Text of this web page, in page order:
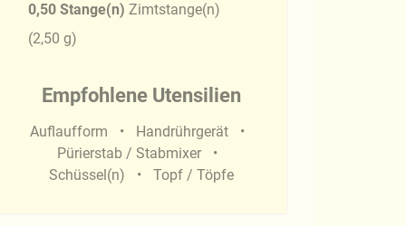
0,50 Stange(n) Zimtstange(n)
(2,50 g)
Empfohlene Utensilien
Auflaufform
Handrührgerät
Pürierstab / Stabmixer
Schüssel(n)
Topf / Töpfe